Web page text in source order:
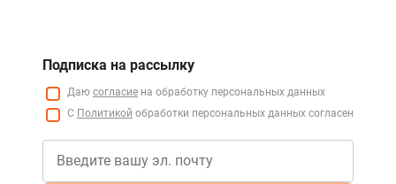
Подписка на рассылку
Даю согласие на обработку персональных данных
С Политикой обработки персональных данных согласен